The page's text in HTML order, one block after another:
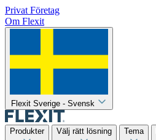
Privat Företag
Om Flexit
Flexit Sverige - Svensk
Produkter Välj rätt lösning Tema